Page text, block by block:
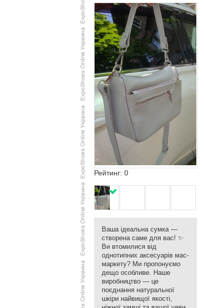
Рейтинг: 0
​Ваша ідеальна сумка —
створена саме для вас! ✨
​Ви втомилися від
однотипних аксесуарів мас-
маркету? Ми пропонуємо
дещо особливе. Наше
виробництво — це
поєднання натуральної
шкіри найвищої якості,